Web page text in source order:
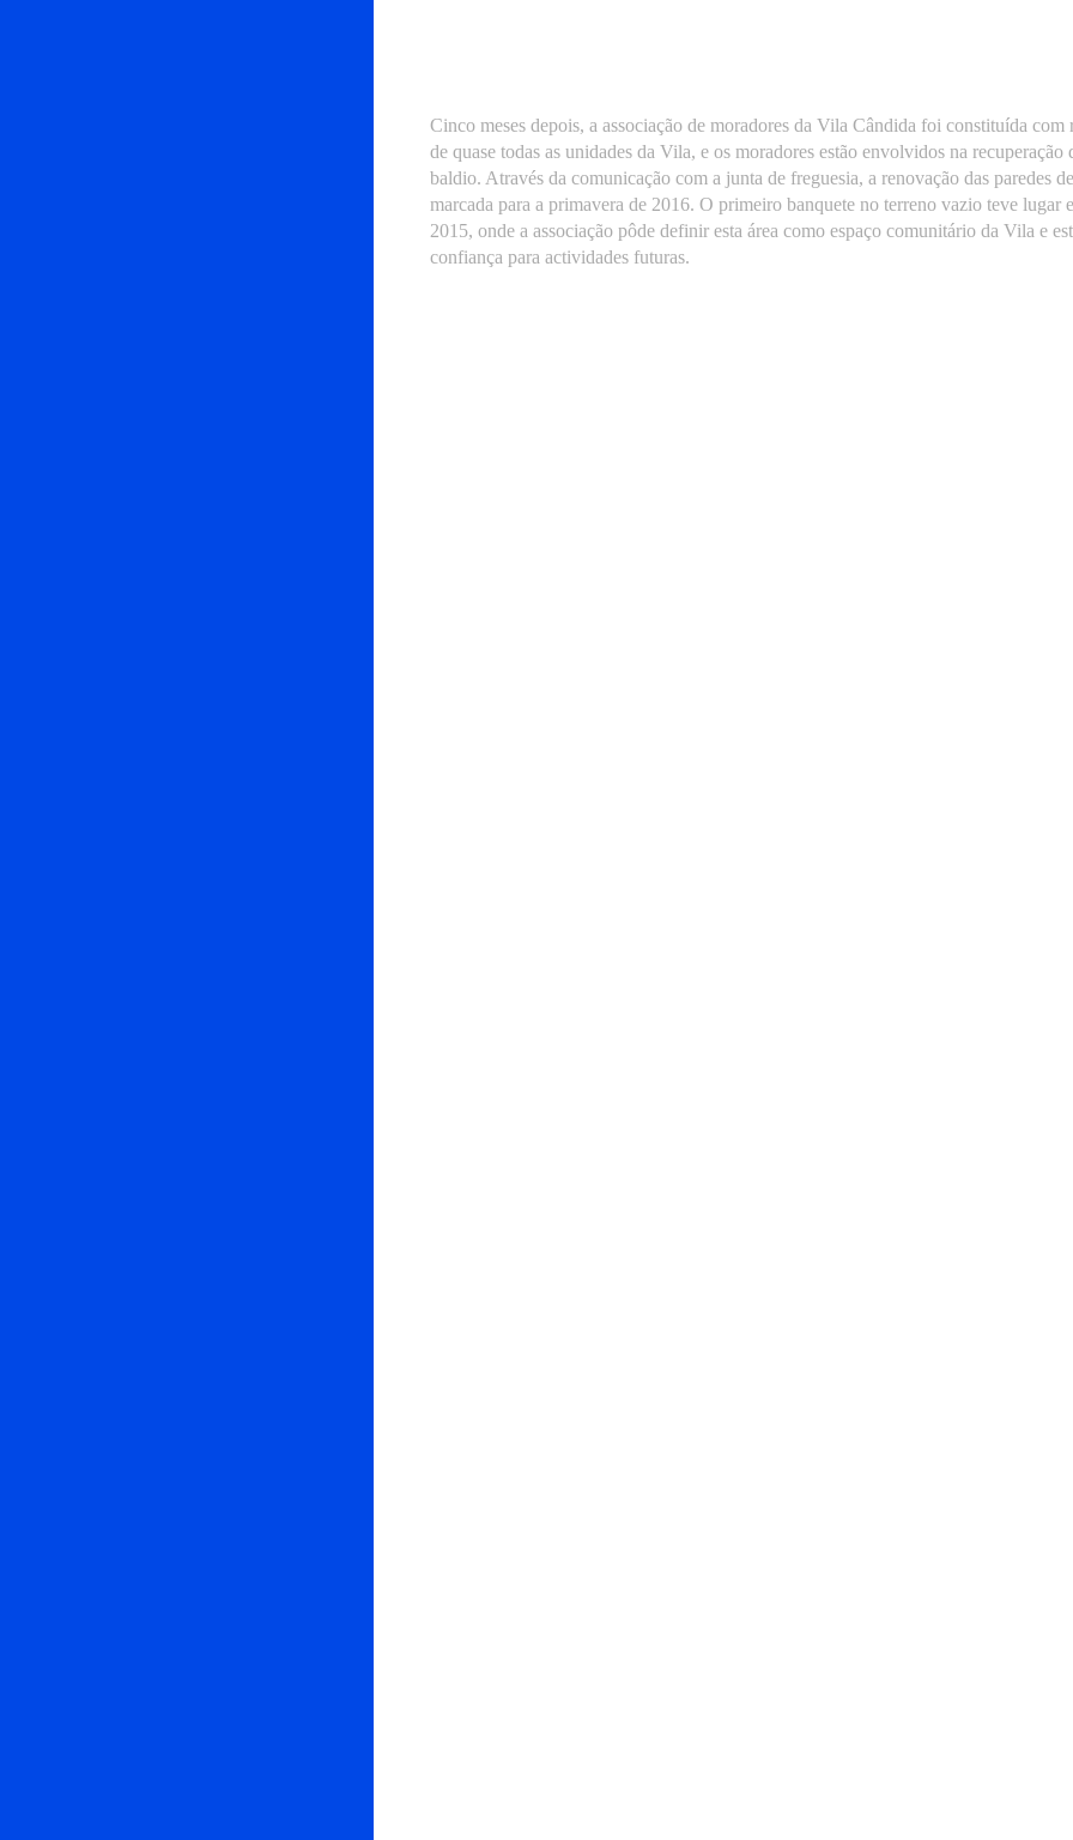
Cinco meses depois, a associação de moradores da Vila Cândida foi constituída com
de quase todas as unidades da Vila, e os moradores estão envolvidos na recuperação
baldio. Através da comunicação com a junta de freguesia, a renovação das paredes
marcada para a primavera de 2016. O primeiro banquete no terreno vazio teve lugar
2015, onde a associação pôde definir esta área como espaço comunitário da Vila e
confiança para actividades futuras.